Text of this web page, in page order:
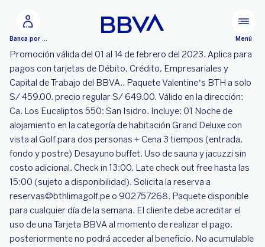
Banca por Internet Menú
Promoción válida del 01 al 14 de febrero del 2023. Aplica para
pagos con tarjetas de Débito, Crédito, Empresariales y
Capital de Trabajo del BBVA.. Paquete Valentine’s BTH a solo
S/ 459.00. precio regular S/ 649.00. Válido en la dirección:
Ca. Los Eucaliptos 550: San Isidro. Incluye: 01 Noche de
alojamiento en la categoría de habitación Grand Deluxe con
vista al Golf para dos personas + Cena 3 tiempos (entrada,
fondo y postre) Desayuno buffet. Uso de sauna y jacuzzi sin
costo adicional. Check in 13:00, Late check out free hasta las
15:00 (sujeto a disponibilidad). Solicita la reserva a
reservas@bthlimagolf.pe o 902757268. Paquete disponible
para cualquier día de la semana. El cliente debe acreditar el
uso de una Tarjeta BBVA al momento de realizar el pago,
posteriormente no podrá acceder al beneficio. No acumulable